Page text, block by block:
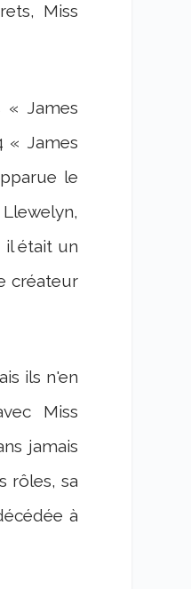
Miss
« James
« James
le
il était un
créateur
ils n'en
Miss
jamais
rôles, sa
à